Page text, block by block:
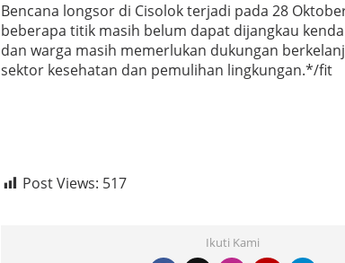
Bencana longsor di Cisolok terjadi pada 28
beberapa titik masih belum dapat dijangkau
dan warga masih memerlukan dukungan
sektor kesehatan dan pemulihan lingkungan.*/fit
Post Views: 517
Ikuti Kami